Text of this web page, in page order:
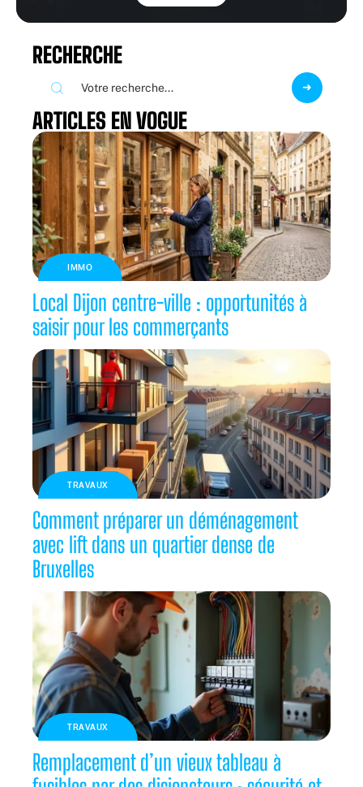
RECHERCHE
ARTICLES EN VOGUE
IMMO
Local Dijon centre-ville : opportunités à
saisir pour les commerçants
TRAVAUX
Comment préparer un déménagement
avec lift dans un quartier dense de
Bruxelles
TRAVAUX
Remplacement d’un vieux tableau à